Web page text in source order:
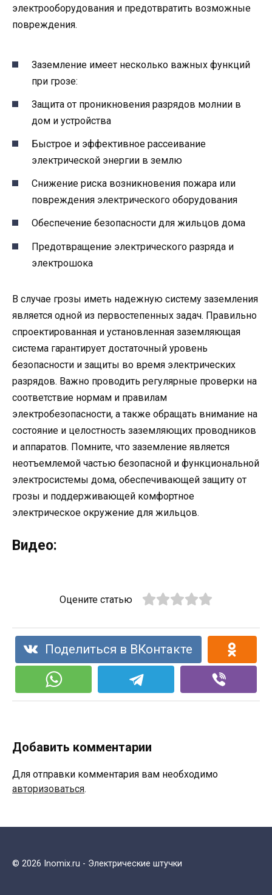
электрооборудования и предотвратить возможные
повреждения.
Заземление имеет несколько важных функций
при грозе:
Защита от проникновения разрядов молнии в
дом и устройства
Быстрое и эффективное рассеивание
электрической энергии в землю
Снижение риска возникновения пожара или
повреждения электрического оборудования
Обеспечение безопасности для жильцов дома
Предотвращение электрического разряда и
электрошока
В случае грозы иметь надежную систему заземления
является одной из первостепенных задач. Правильно
спроектированная и установленная заземляющая
система гарантирует достаточный уровень
безопасности и защиты во время электрических
разрядов. Важно проводить регулярные проверки на
соответствие нормам и правилам
электробезопасности, а также обращать внимание на
состояние и целостность заземляющих проводников
и аппаратов. Помните, что заземление является
неотъемлемой частью безопасной и функциональной
электросистемы дома, обеспечивающей защиту от
грозы и поддерживающей комфортное
электрическое окружение для жильцов.
Видео:
Оцените статью
Поделиться в ВКонтакте
Добавить комментарии
Для отправки комментария вам необходимо
авторизоваться.
© 2026 Inomix.ru - Электрические штучки